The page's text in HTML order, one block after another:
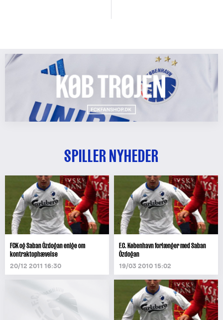
SPILLER NYHEDER
FCK og Saban Özdogan enige om
kontraktophævelse
20/12 2011 16:30
F.C. København forlænger med Saban
Özdogan
19/03 2010 15:02